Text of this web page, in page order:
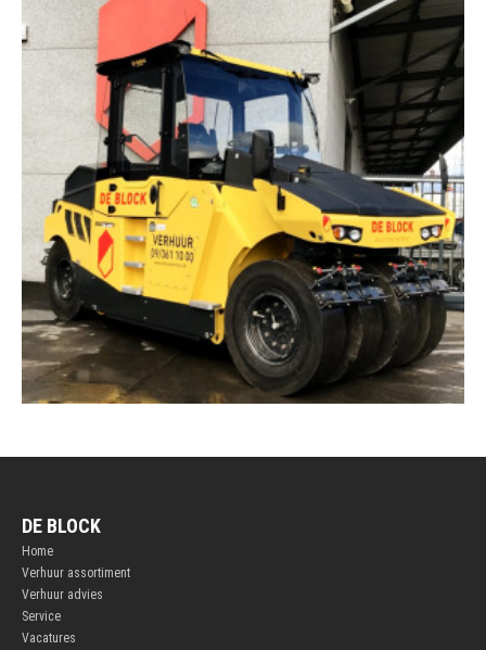
DE BLOCK
Home
Verhuur assortiment
Verhuur advies
Service
Vacatures